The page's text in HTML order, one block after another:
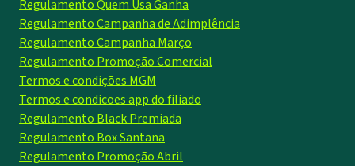
Regulamento Quem Usa Ganha
Regulamento Campanha de Adimplência
Regulamento Campanha Março
Regulamento Promoção Comercial
Termos e condições MGM
Termos e condicoes app do filiado
Regulamento Black Premiada
Regulamento Box Santana
Regulamento Promoção Abril